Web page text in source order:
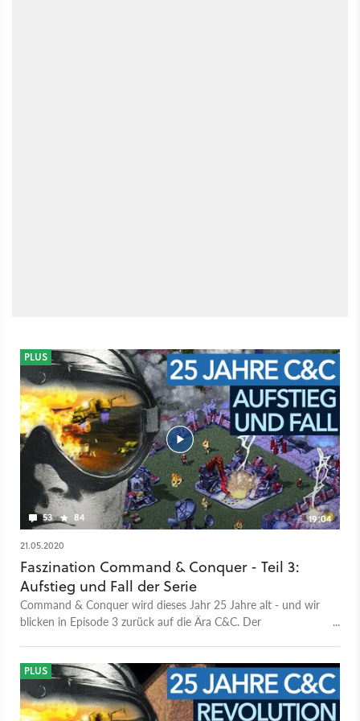
53 84 19:04
PLUS
21.05.2020
Faszination Command & Conquer - Teil 3:
Aufstieg und Fall der Serie
Command & Conquer wird dieses Jahr 25 Jahre alt - und wir
blicken in Episode 3 zurück auf die Ära C&C. Der
Fortsetzungen - eine Berg- und Talfahrt für die Serie. Denn
nicht jeder Serienteil kann überzeugen. Welche Fortsetzungen
brachten die Serie und das RTS-Genre voran? Und welche
PLUS